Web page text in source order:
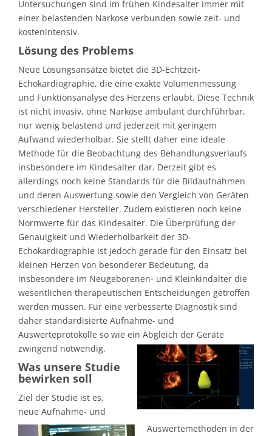
Untersuchungen sind im frühen Kindesalter immer mit
einer belastenden Narkose verbunden sowie zeit- und
kostenintensiv.
Lösung des Problems
Neue Lösungsansätze bietet die 3D-Echtzeit-
Echokardiographie, die eine exakte Volumenmessung
und Funktionsanalyse des Herzens erlaubt. Diese Technik
ist nicht invasiv, ohne Narkose ambulant durchführbar,
nur wenig belastend und jederzeit mit geringem
Aufwand wiederholbar. Sie stellt daher eine ideale
Methode für die Beobachtung des Behandlungsverlaufs
insbesondere im Kindesalter dar. Derzeit gibt es
allerdings noch keine Standards für die Bildaufnahmen
und deren Auswertung sowie den Vergleich von Geräten
verschiedener Hersteller. Zudem existieren noch keine
Normwerte für das Kindesalter. Die Überprüfung der
Genauigkeit und Wiederholbarkeit der 3D-
Echokardiographie ist jedoch gerade für den Einsatz bei
kleinen Herzen von besonderer Bedeutung, da
insbesondere im Neugeborenen- und Kleinkindalter die
wesentlichen therapeutischen Entscheidungen getroffen
werden müssen. Für eine verbesserte Diagnostik sind
daher standardisierte Aufnahme- und
Auswerteprotokolle so wie ein Abgleich der Geräte
zwingend notwendig.
Was unsere Studie
bewirken soll
Ziel der Studie ist es,
neue Aufnahme- und
Auswertemethoden in der